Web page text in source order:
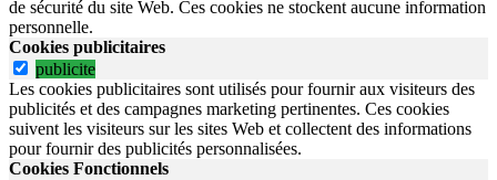
de sécurité du site Web. Ces cookies ne stockent aucune information
personnelle.
Cookies publicitaires
publicite
Les cookies publicitaires sont utilisés pour fournir aux visiteurs des
publicités et des campagnes marketing pertinentes. Ces cookies
suivent les visiteurs sur les sites Web et collectent des informations
pour fournir des publicités personnalisées.
Cookies Fonctionnels